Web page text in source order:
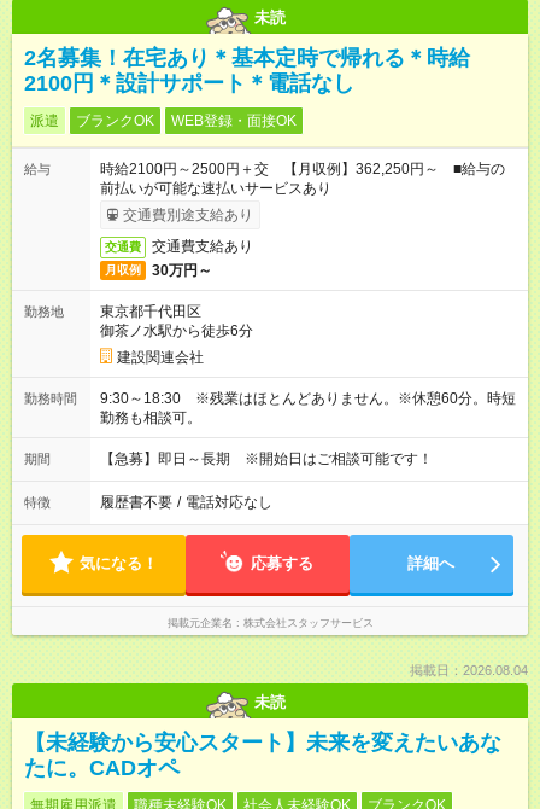
未読
2名募集！在宅あり＊基本定時で帰れる＊時給
2100円＊設計サポート＊電話なし
派遣 ブランクOK WEB登録・面接OK
給与
時給2100円～2500円＋交 【月収例】362,250円～ ■給与の
前払いが可能な速払いサービスあり
交通費別途支給あり
交通費 交通費支給あり
月収例 30万円～
勤務地
東京都千代田区
御茶ノ水駅から徒歩6分
建設関連会社
勤務時間
9:30～18:30 ※残業はほとんどありません。※休憩60分。時短
勤務も相談可。
期間 【急募】即日～長期 ※開始日はご相談可能です！
特徴 履歴書不要 / 電話対応なし
気になる！ 応募する 詳細へ
掲載元企業名 株式会社スタッフサービス
掲載日：2026.08.04
未読
【未経験から安心スタート】未来を変えたいあな
たに。CADオペ
無期雇用派遣 職種未経験OK 社会人未経験OK ブランクOK